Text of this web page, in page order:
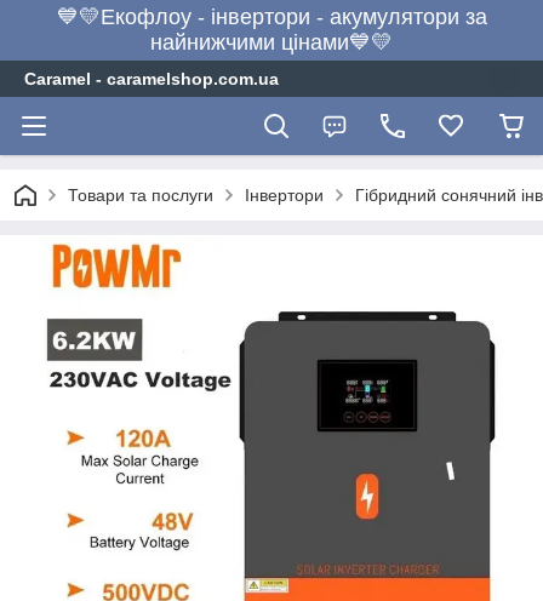
💙💛Екофлоу - інвертори - акумулятори за
найнижчими цінами💙💛
Caramel - caramelshop.com.ua
Товари та послуги Інвертори Гібридний сонячний